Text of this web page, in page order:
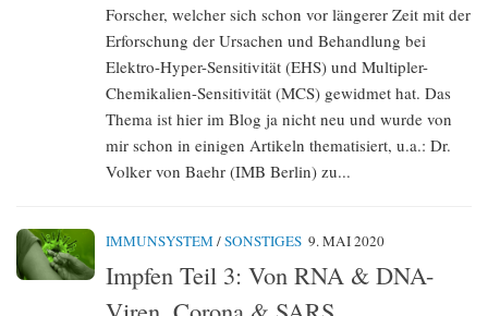
Forscher, welcher sich schon vor längerer Zeit mit der
Erforschung der Ursachen und Behandlung bei
Elektro-Hyper-Sensitivität (EHS) und Multipler-
Chemikalien-Sensitivität (MCS) gewidmet hat. Das
Thema ist hier im Blog ja nicht neu und wurde von
mir schon in einigen Artikeln thematisiert, u.a.: Dr.
Volker von Baehr (IMB Berlin) zu...
IMMUNSYSTEM /SONSTIGES 9. MAI 2020
Impfen Teil 3: Von RNA & DNA-